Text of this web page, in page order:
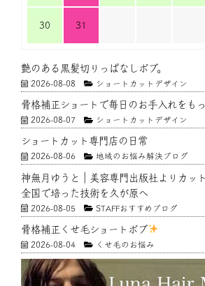
30 31
艶のある黒髪切りっぱなしボブ。
2026-08-08 ショートカットデザイン
骨格補正ショートで毎日のお手入れをも
2026-08-07 ショートカットデザイン
ショートカット専門店の日常
2026-08-06 地域のお悩み解決ブログ
神無月ゆうと｜美容専門出版社よりカッ
全国で培った技術を久が原へ
2026-08-05 STAFFおすすめブログ
骨格補正くせ毛ショートボブ
2026-08-04 くせ毛のお悩み